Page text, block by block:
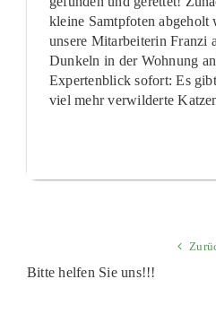
kleine Samtpfoten abgeholt
unsere Mitarbeiterin Franzi
Dunkeln in der Wohnung
Expertenblick sofort: Es
viel mehr verwilderte
Bitte helfen Sie uns!!!